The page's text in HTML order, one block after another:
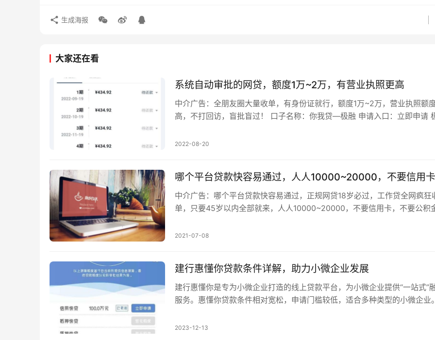
生成海报
大家还在看
系统自动审批的网贷，额度1万~2万，有营业执照更高
中介广告：全朋友圈大量收单，有身份证就行，额度1万~2万，营业执照额
高，不打回访，盲批盲过！ 口子名称：你我贷—极融 申请入口：立即申请
2022-08-20
哪个平台贷款快容易通过，人人10000~20000，不要信用卡
中介广告：哪个平台贷款快容易通过，正规网贷18岁必过，工作贷全网疯狂
单，只要45岁以内全部就来，人人10000~20000，不要信用卡，不要公积
2021-07-08
建行惠懂你贷款条件详解，助力小微企业发展
建行惠懂你是专为小微企业打造的线上贷款平台，为小微企业提供“一站式”
服务。惠懂你贷款条件相对宽松，申请门槛较低，适合多种类型的小微企业
2023-12-13